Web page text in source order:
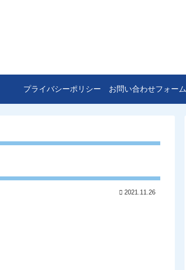
プライバシーポリシー お問い合わせフォーム
2021.11.26